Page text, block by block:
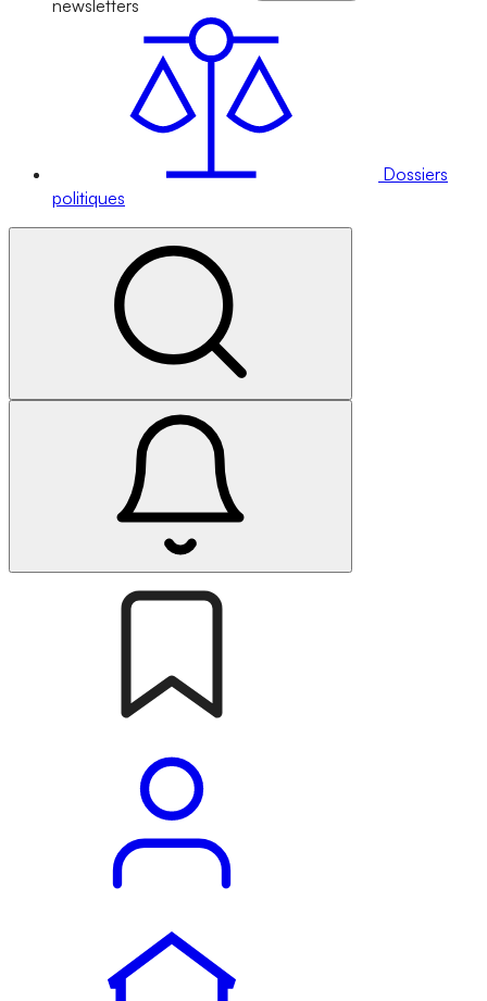
newsletters
Dossiers
politiques